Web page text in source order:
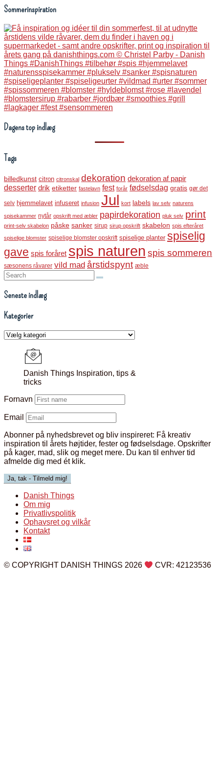
Sommerinspiration
Dagens top indlæg
Tags
billedkunst citron citronskal dekoration dekoration af papir
desserter drik etiketter fastelavn fest forår fødselsdag gratis gør det
selv hjemmelavet infuseret infusion Jul kort labels lav selv naturens
spisekammer nytår opskrift med æbler papirdekoration pluk selv print
print-selv skabelon påske sanker sirup sirup opskrift skabelon spis efteråret
spiselige blomster spiselige blomster opskrift spiselige planter spiselig
gave spis foråret spis naturen spis sommeren
sæsonens råvarer vild mad årstidspynt æble
Search:
Seneste indlæg
Kategorier
Kategorier
Danish Things Inspiration, tips &
tricks
Fornavn
Email
Abonner på nyhedsbrevet og bliv inspireret: Få kreativ
inspiration til årets højtider, fester og fødselsdage. Opskrifter
på kager, mad, slik og meget mere. Du kan til enhver tid
afmelde dig med ét klik.
Danish Things
Om mig
Privatlivspolitik
Ophavsret og vilkår
Kontakt
© COPYRIGHT DANISH THINGS 2026 CVR: 42123536